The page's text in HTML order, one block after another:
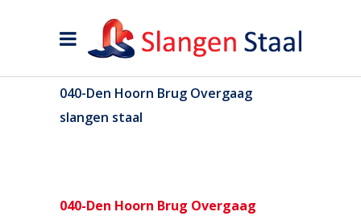
040-Den Hoorn Brug Overgaag
slangen staal
040-Den Hoorn Brug Overgaag